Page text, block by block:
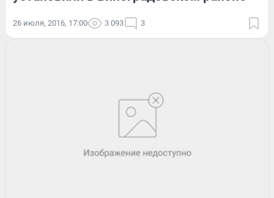
26 июля, 2016, 17:00 3 093 3